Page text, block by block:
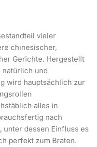
vieler
chinesischer,
Gerichte. Hergestellt
natürlich und
wird hauptsächlich zur
alles in
nach
unter dessen Einfluss es
perfekt zum Braten.